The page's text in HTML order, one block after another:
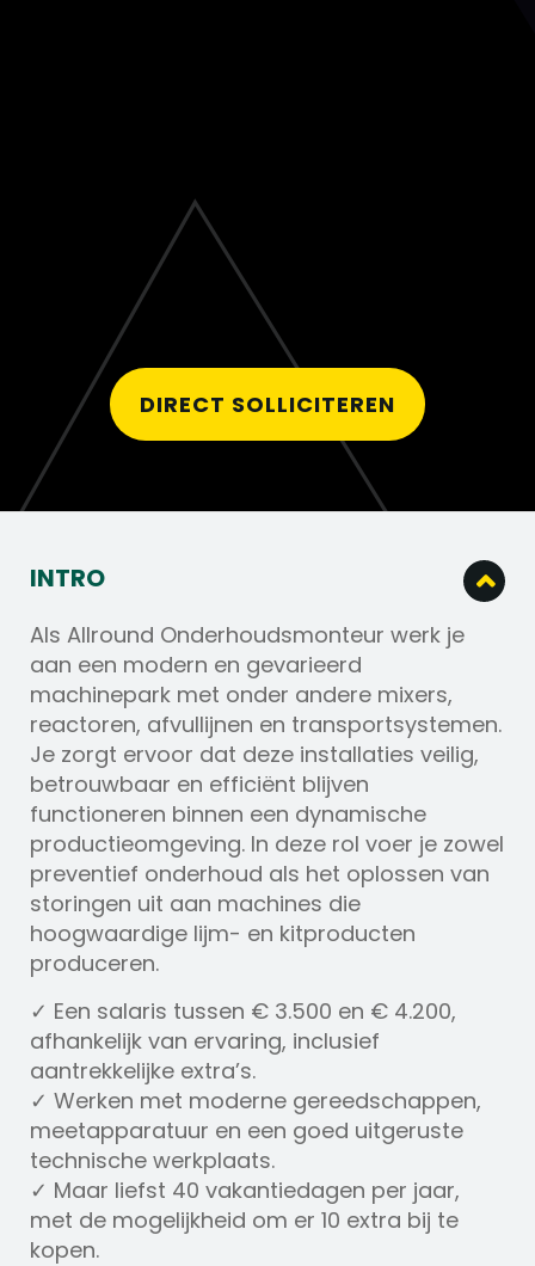
DIRECT SOLLICITEREN
INTRO
Als Allround Onderhoudsmonteur werk je
aan een modern en gevarieerd
machinepark met onder andere mixers,
reactoren, afvullijnen en transportsystemen.
Je zorgt ervoor dat deze installaties veilig,
betrouwbaar en efficiënt blijven
functioneren binnen een dynamische
productieomgeving. In deze rol voer je zowel
preventief onderhoud als het oplossen van
storingen uit aan machines die
hoogwaardige lijm- en kitproducten
produceren.
✓ Een salaris tussen € 3.500 en € 4.200,
afhankelijk van ervaring, inclusief
aantrekkelijke extra’s.
✓ Werken met moderne gereedschappen,
meetapparatuur en een goed uitgeruste
technische werkplaats.
✓ Maar liefst 40 vakantiedagen per jaar,
met de mogelijkheid om er 10 extra bij te
kopen.